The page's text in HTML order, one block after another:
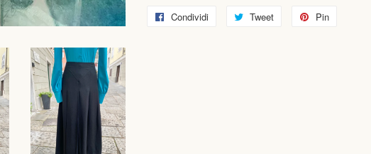
Condividi
CondividiTweet
Twitta
Pin